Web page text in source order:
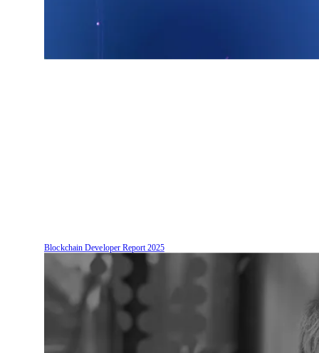
Blockchain Developer Report 2025